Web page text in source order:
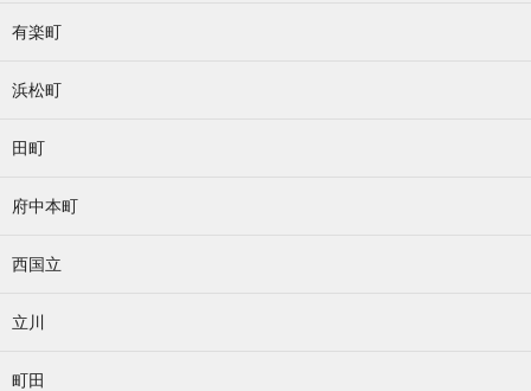
有楽町
浜松町
田町
府中本町
西国立
立川
町田